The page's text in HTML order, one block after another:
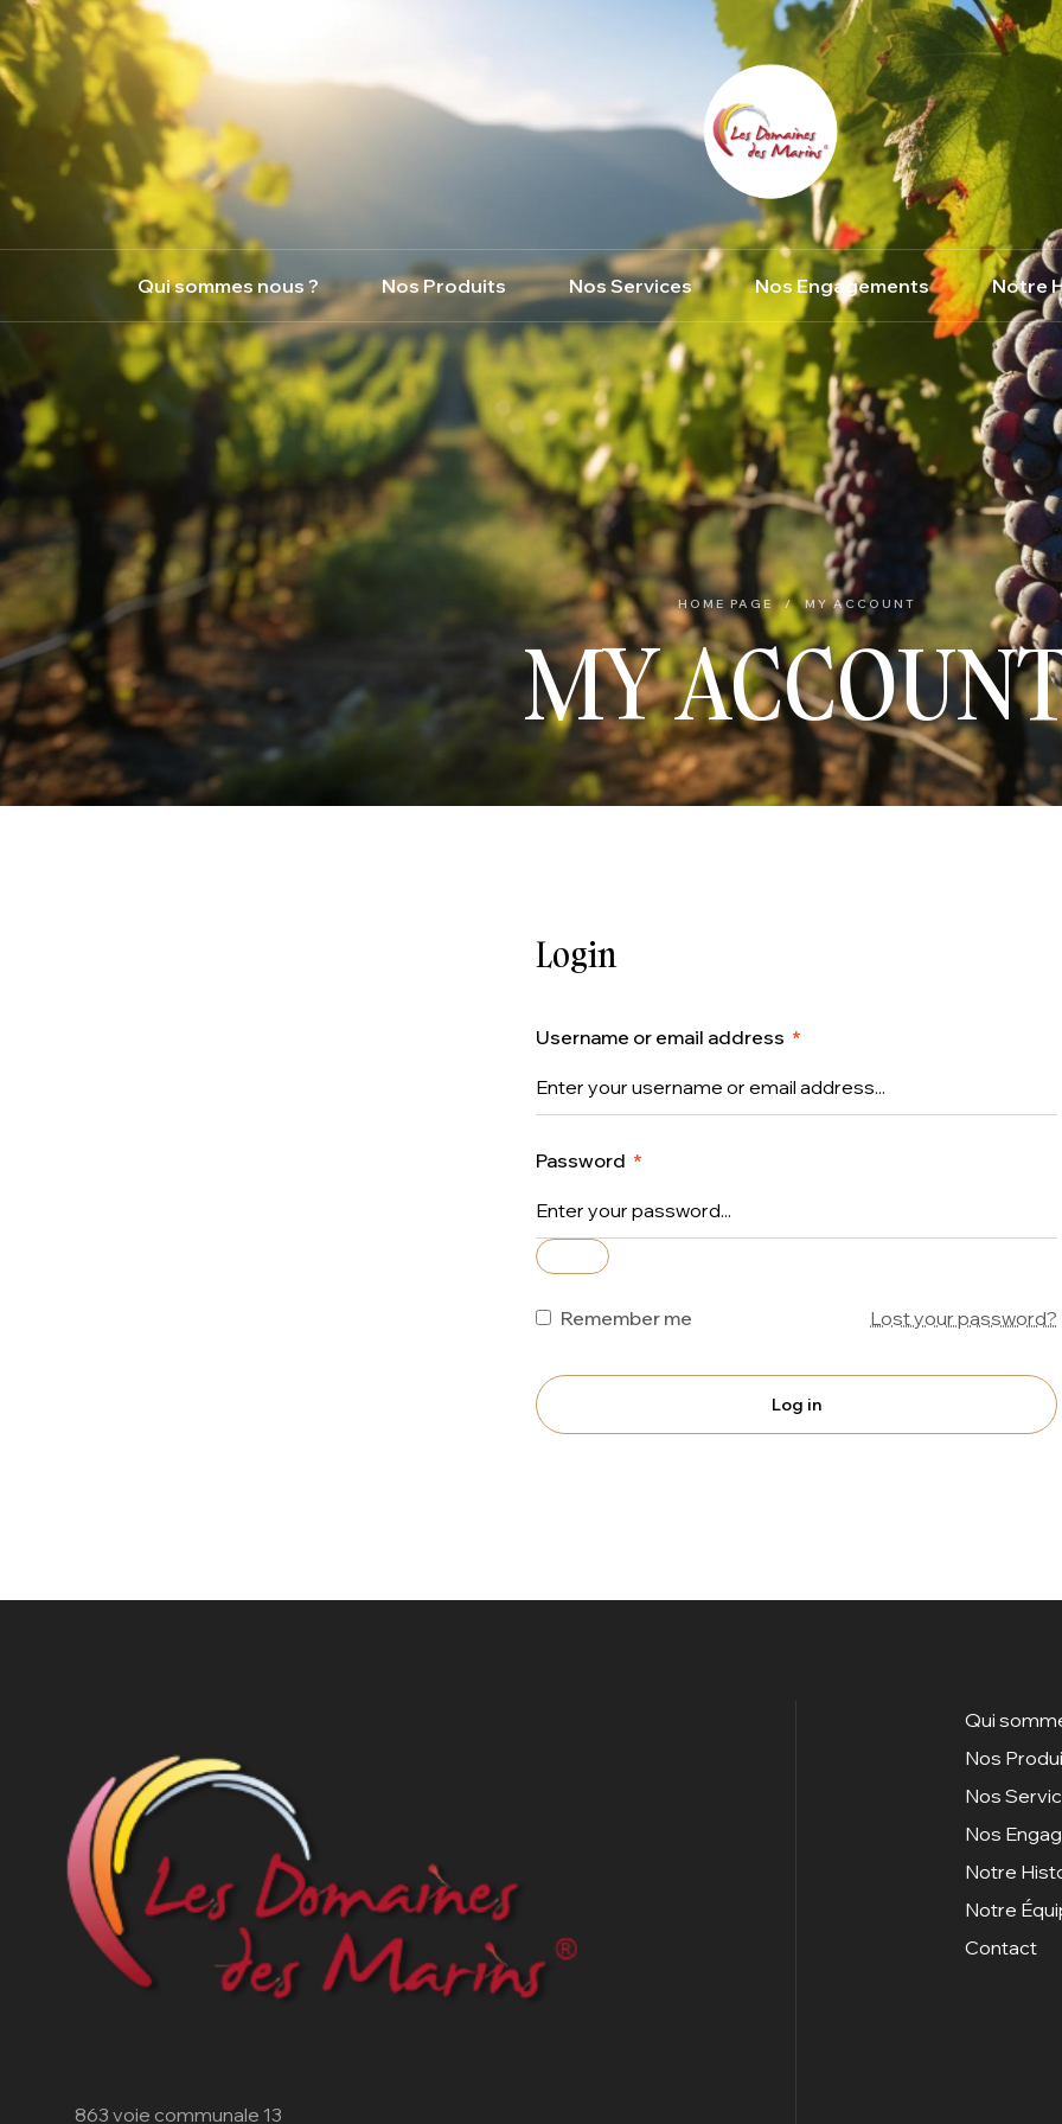
Qui sommes nous ? Nos Produits Nos Services Nos Engagements Notre
MY
HOME PAGE / MY ACCOUNT
Login
Username or email address *
Password *
Remember me Lost your password?
Log in
863 voie communale 13
Qui
Nos
Nos
Nos
Notre
Notre
Contact